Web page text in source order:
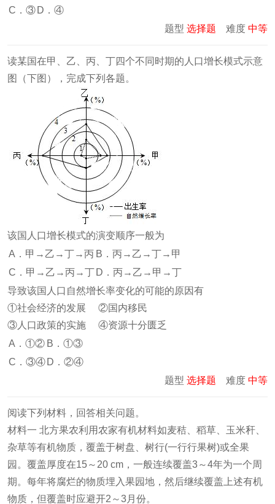
C．③ D．④
题型 选择题 难度 中等
读某国在甲、乙、丙、丁四个不同时期的人口增长模式示意
图（下图），完成下列各题。
该国人口增长模式的演变顺序一般为
A．甲→乙→丁→丙 B．丙→乙→丁→甲
C．甲→乙→丙→丁 D．丙→乙→甲→丁
导致该国人口自然增长率变化的可能的原因有
①社会经济的发展 ②国内移民
③人口政策的实施 ④资源十分匮乏
A．①② B．①③
C．③④ D．②④
题型 选择题 难度 中等
阅读下列材料，回答相关问题。
材料一 北方果农利用农家有机材料如麦秸、稻草、玉米秆、
杂草等有机物质，覆盖于树盘、树行(一行行果树)或全果
园。覆盖厚度在15～20 cm，一般连续覆盖3～4年为一个周
期。每年将腐烂的物质埋入果园地，然后继续覆盖上述有机
物质，但覆盖时应避开2～3月份。